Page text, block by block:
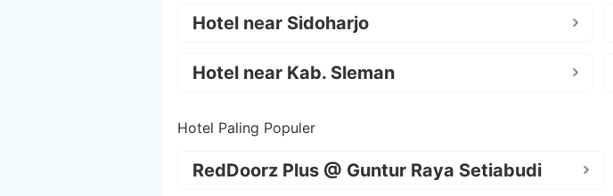
Hotel near Sidoharjo
Hotel near Kab. Sleman
Hotel Paling Populer
RedDoorz Plus @ Guntur Raya Setiabudi